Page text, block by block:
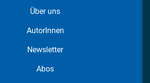
Über uns
AutorInnen
Newsletter
Abos